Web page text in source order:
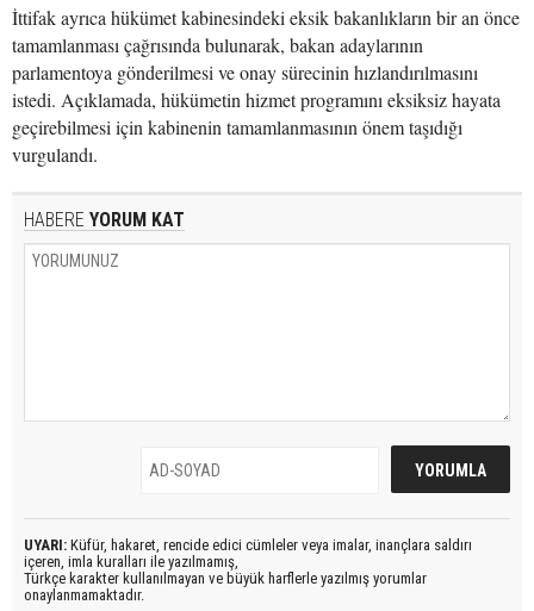
İttifak ayrıca hükümet kabinesindeki eksik bakanlıkların bir an önce
tamamlanması çağrısında bulunarak, bakan adaylarının
parlamentoya gönderilmesi ve onay sürecinin hızlandırılmasını
istedi. Açıklamada, hükümetin hizmet programını eksiksiz hayata
geçirebilmesi için kabinenin tamamlanmasının önem taşıdığı
vurgulandı.
HABERE YORUM KAT
UYARI: Küfür, hakaret, rencide edici cümleler veya imalar, inançlara saldırı
içeren, imla kuralları ile yazılmamış,
Türkçe karakter kullanılmayan ve büyük harflerle yazılmış yorumlar
onaylanmamaktadır.